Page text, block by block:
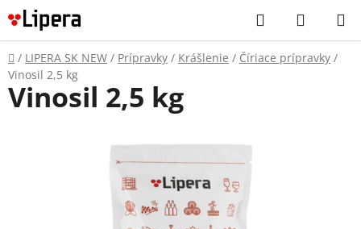
Prejsť
na
obsah
Hľadať
KOŠÍK
Domov
/ LIPERA SK NEW / Prípravky / Krášlenie / Číriace prípravky /
Vinosil 2,5 kg
Vinosil 2,5 kg